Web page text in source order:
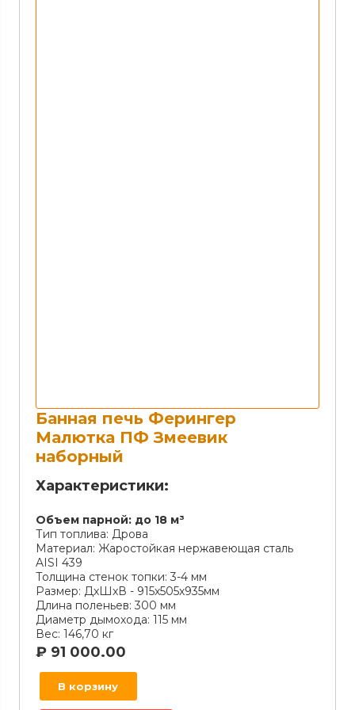
Банная печь Ферингер
Малютка ПФ Змеевик
наборный
Характеристики:
Объем парной: до 18 м³
Тип топлива: Дрова
Материал: Жаростойкая нержавеющая сталь
AISI 439
Толщина стенок топки: 3-4 мм
Размер: ДxШxВ - 915х505х935мм
Длина поленьев: 300 мм
Диаметр дымохода: 115 мм
Вес: 146,70 кг
₽ 91 000.00
В корзину